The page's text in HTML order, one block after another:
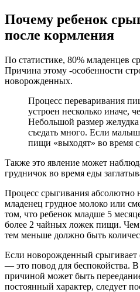
Почему ребенок
после кормления
По статистике, 80% младенцев
Причина этому -особенности
новорожденных.
Процесс переваривания
устроен несколько иначе,
Небольшой размер желудка
съедать много. Если
пищи «выходят» во время
Также это явление может
грудничок во время еды
Процесс срыгивания абсолютно
младенец грудное молоко или
том, что ребенок младше 5
более 2 чайных ложек пищи.
тем меньше должно быть
Если новорожденный срыгивает
— это повод для беспокойства.
причиной может быть
постоянный характер, следует